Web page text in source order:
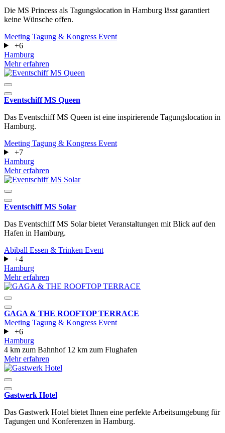
Die MS Princess als Tagungslocation in Hamburg lässt garantiert
keine Wünsche offen.
Meeting Tagung & Kongress Event
+6
Hamburg
Mehr erfahren
Eventschiff MS Queen
Das Eventschiff MS Queen ist eine inspirierende Tagungslocation in
Hamburg.
Meeting Tagung & Kongress Event
+7
Hamburg
Mehr erfahren
Eventschiff MS Solar
Das Eventschiff MS Solar bietet Veranstaltungen mit Blick auf den
Hafen in Hamburg.
Abiball Essen & Trinken Event
+4
Hamburg
Mehr erfahren
GAGA & THE ROOFTOP TERRACE
Meeting Tagung & Kongress Event
+6
Hamburg
4 km zum Bahnhof 12 km zum Flughafen
Mehr erfahren
Gastwerk Hotel
Das Gastwerk Hotel bietet Ihnen eine perfekte Arbeitsumgebung für
Tagungen und Konferenzen in Hamburg.